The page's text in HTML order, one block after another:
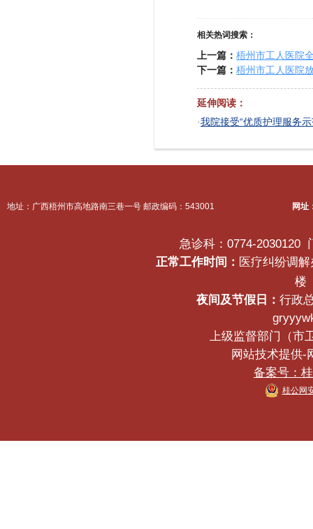
相关热词搜索：
上一篇： 梧州市工人医院
下一篇： 梧州市工人医院
延伸阅读：
·我院接受“优质护理服务
网址
地址：广西梧州市高地路南三巷一号 邮政编码：543001
急诊科：0774-2030120
正常工作时间： 医疗纠纷调
楼
夜间及节假日： 行政
上级监督部门（市
网站技术提供-
备案号：
桂公网